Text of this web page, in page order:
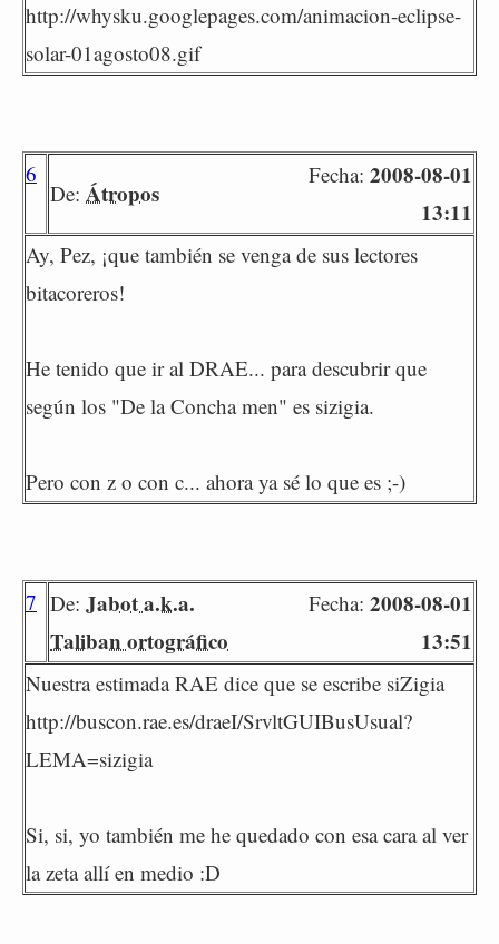
http://whysku.googlepages.com/animacion-eclipse-
solar-01agosto08.gif
6
De: Átropos
Fecha: 2008-08-01
13:11
Ay, Pez, ¡que también se venga de sus lectores
bitacoreros!
He tenido que ir al DRAE... para descubrir que
según los "De la Concha men" es sizigia.
Pero con z o con c... ahora ya sé lo que es ;-)
7 De: Jabot a.k.a.
Taliban ortográfico
Fecha: 2008-08-01
13:51
Nuestra estimada RAE dice que se escribe siZigia
http://buscon.rae.es/draeI/SrvltGUIBusUsual?
LEMA=sizigia
Si, si, yo también me he quedado con esa cara al ver
la zeta allí en medio :D